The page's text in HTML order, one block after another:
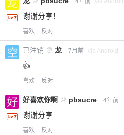
谢谢分享！
喜欢 反对
已注销 @ 龙 7月前 via Android
👍
喜欢 反对
好喜欢你啊 @ pbsucre 4年前
谢谢分享
喜欢 反对